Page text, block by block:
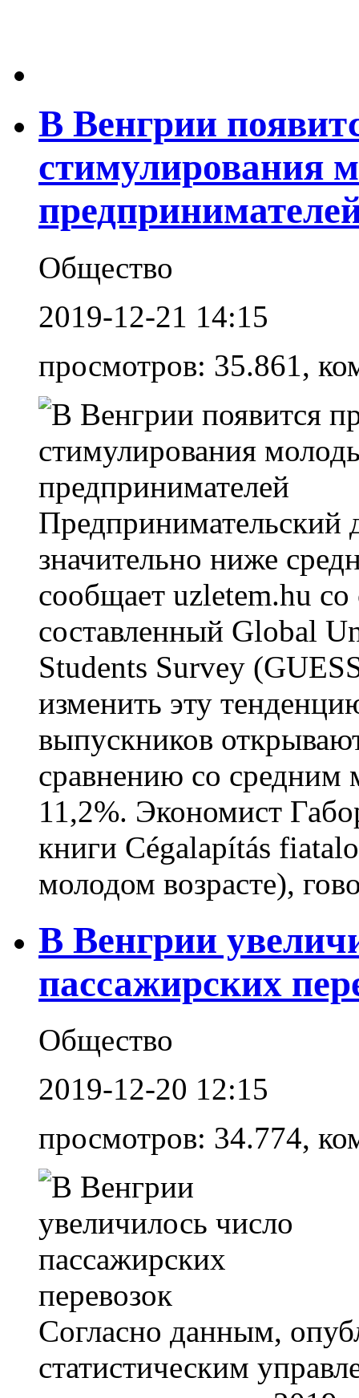
В Венгрии
стимулирования
Общество
2019-12-21 14:15
просмотров: 35.861,
Предпринимательский
значительно ниже
сообщает uzletem.hu
составленный Global
Students Survey
изменить эту
выпускников
сравнению со средним
11,2%. Экономист
книги Cégalapítás
молодом возрасте),
В Венгрии
пассажирских
Общество
2019-12-20 12:15
просмотров: 34.774,
Согласно данным,
статистическим